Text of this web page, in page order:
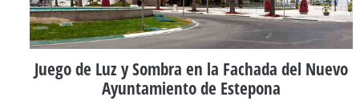
Juego de Luz y Sombra en la Fachada del Nuevo
Ayuntamiento de Estepona